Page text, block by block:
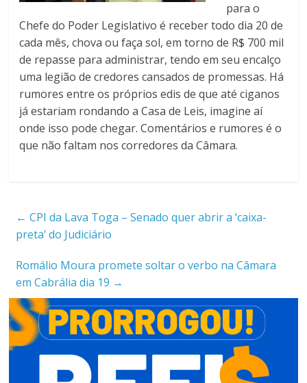
para o
Chefe do Poder Legislativo é receber todo dia 20 de
cada mês, chova ou faça sol, em torno de R$ 700 mil
de repasse para administrar, tendo em seu encalço
uma legião de credores cansados de promessas. Há
rumores entre os próprios edis de que até ciganos
já estariam rondando a Casa de Leis, imagine aí
onde isso pode chegar. Comentários e rumores é o
que não faltam nos corredores da Câmara.
← CPI da Lava Toga – Senado quer abrir a ‘caixa-
preta’ do Judiciário
Romálio Moura promete soltar o verbo na Câmara
em Cabrália dia 19 →